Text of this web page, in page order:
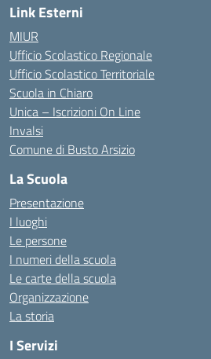
Link Esterni
MIUR
Ufficio Scolastico Regionale
Ufficio Scolastico Territoriale
Scuola in Chiaro
Unica – Iscrizioni On Line
Invalsi
Comune di Busto Arsizio
La Scuola
Presentazione
I luoghi
Le persone
I numeri della scuola
Le carte della scuola
Organizzazione
La storia
I Servizi